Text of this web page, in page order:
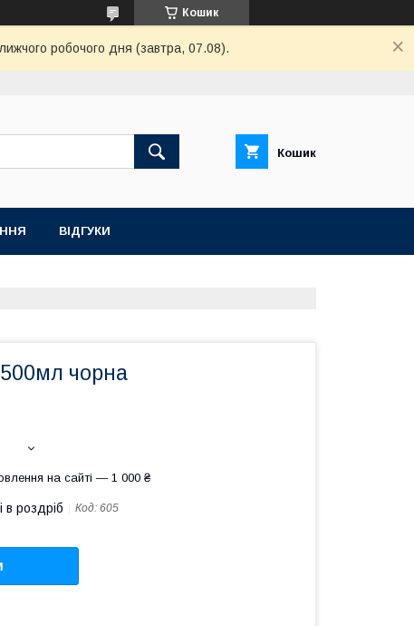
Кошик
робочого дня (завтра, 07.08).
Кошик
ВІДГУКИ
чорна
на сайті — 1 000 ₴
в роздріб Код: 605